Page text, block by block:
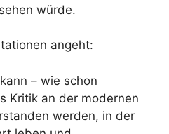
würde.
angeht:
– wie schon
Kritik an der modernen
werden, in der